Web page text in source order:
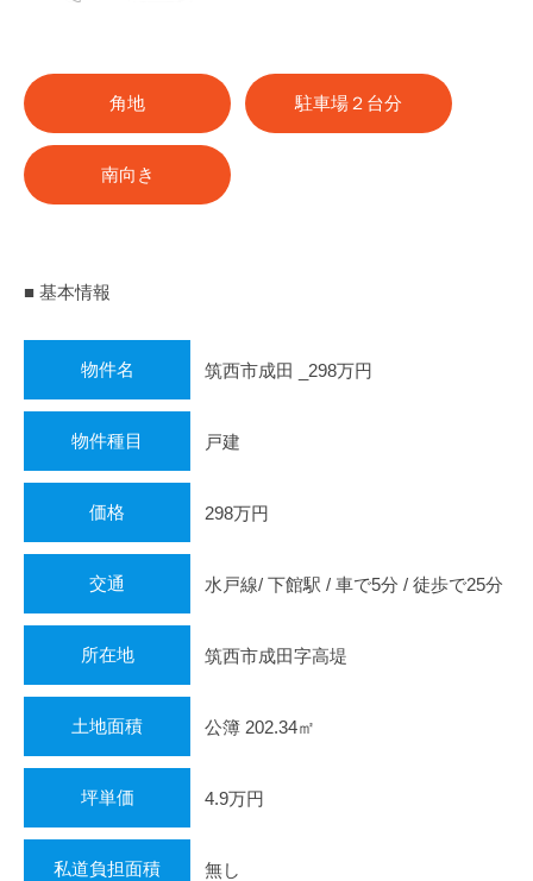
角地 駐車場２台分
南向き
■ 基本情報
物件名 筑西市成田 _298万円
物件種目 戸建
価格 298万円
交通 水戸線/ 下館駅 / 車で5分 / 徒歩で25分
所在地 筑西市成田字高堤
土地面積 公簿 202.34㎡
坪単価 4.9万円
私道負担面積 無し